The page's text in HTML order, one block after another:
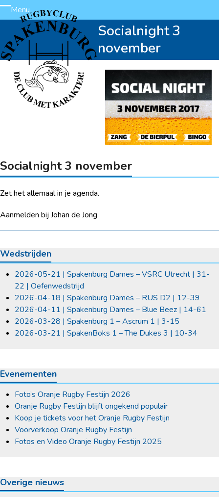
Skip
to
content
Menu
Open
mobile
menu
Close
mobile
menu
Socialnight 3
november
Socialnight 3 november
Zet het allemaal in je agenda.
Aanmelden bij Johan de Jong
Wedstrijden
2026-05-21 | Spakenburg Dames – VSRC Utrecht | 31-
22 | Oefenwedstrijd
2026-04-18 | Spakenburg Dames – RUS D2 | 12-39
2026-04-11 | Spakenburg Dames – Blue Beez | 14-61
2026-03-28 | Spakenburg 1 – Ascrum 1 | 3-15
2026-03-21 | SpakenBoks 1 – The Dukes 3 | 10-34
Evenementen
Foto’s Oranje Rugby Festijn 2026
Oranje Rugby Festijn blijft ongekend populair
Koop je tickets voor het Oranje Rugby Festijn
Voorverkoop Oranje Rugby Festijn
Fotos en Video Oranje Rugby Festijn 2025
Overige nieuws